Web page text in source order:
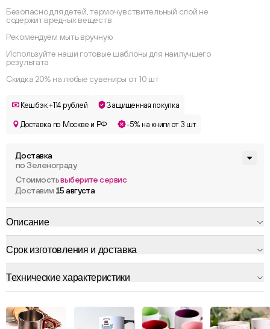
Безопасно для детей, термочувствительный слой не
содержит вредных веществ
Рекомендуем мыть вручную
Используйте наши готовые шаблоны для наилучшего
результата
Скидка 20% на любые сувениры от 10 шт
Кешбэк +114 рублей Защищенная покупка
Доставка по Москве и РФ -5% на книги от 3 шт
Доставка
по Зеленограду
Стоимостьвыберите сервис
Доставим 15 августа
Описание
Срок изготовления и доставка
Технические характеристики